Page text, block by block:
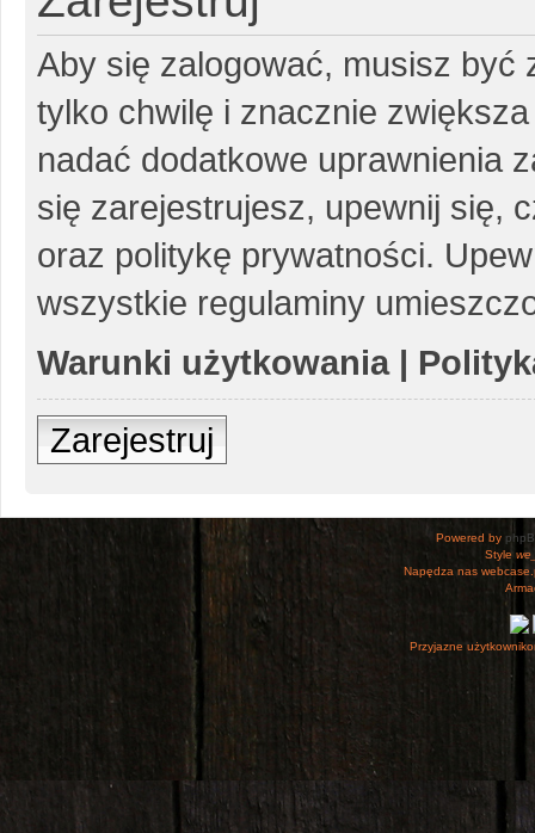
Aby się zalogować, musisz być
tylko chwilę i znacznie
nadać dodatkowe uprawnienia
się zarejestrujesz, upewnij się,
oraz politykę prywatności.
wszystkie regulaminy
Warunki użytkowania|
Zarejestruj
Powered by
Style
Napędza nas
Przyjazne